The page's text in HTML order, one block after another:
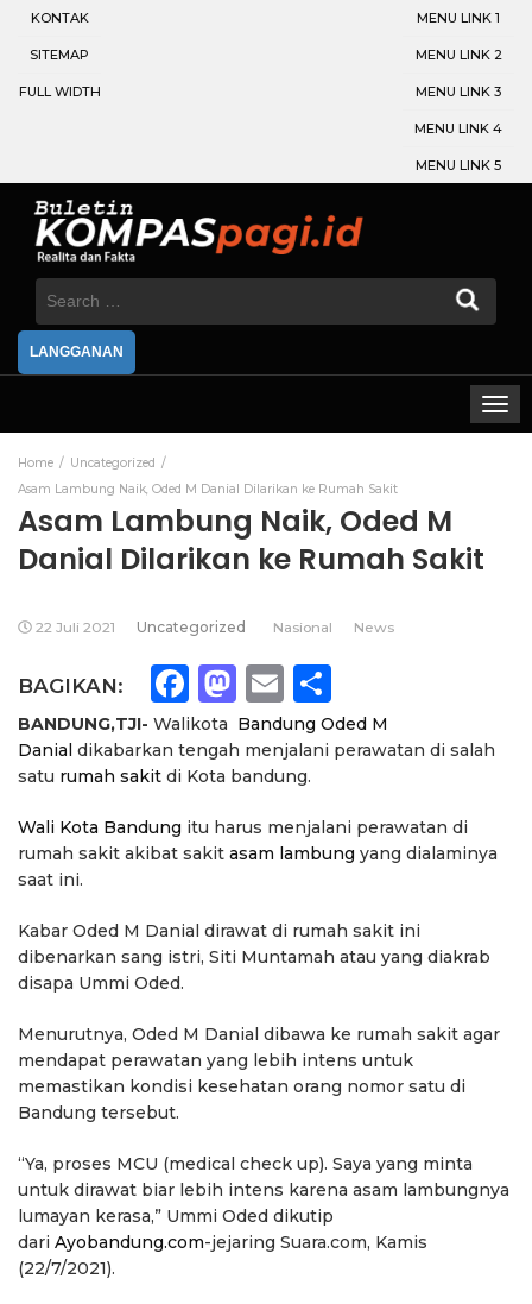
KONTAK
SITEMAP
FULL WIDTH
MENU LINK 1
MENU LINK 2
MENU LINK 3
MENU LINK 4
MENU LINK 5
Search
LANGGANAN
Home
Uncategorized
Asam Lambung Naik, Oded M Danial Dilarikan ke Rumah Sakit
Asam Lambung Naik, Oded M
Danial Dilarikan ke Rumah Sakit
22 Juli 2021 Uncategorized Nasional News
BAGIKAN: Facebook
Mastodon
Email
BANDUNG,TJI- Walikota Bandung Oded M
Danial dikabarkan tengah menjalani perawatan di salah
satu rumah sakit di Kota bandung.
Wali Kota Bandung itu harus menjalani perawatan di
rumah sakit akibat sakit asam lambung yang dialaminya
saat ini.
Kabar Oded M Danial dirawat di rumah sakit ini
dibenarkan sang istri, Siti Muntamah atau yang diakrab
disapa Ummi Oded.
Menurutnya, Oded M Danial dibawa ke rumah sakit agar
mendapat perawatan yang lebih intens untuk
memastikan kondisi kesehatan orang nomor satu di
Bandung tersebut.
“Ya, proses MCU (medical check up). Saya yang minta
untuk dirawat biar lebih intens karena asam lambungnya
lumayan kerasa,” Ummi Oded dikutip
dari Ayobandung.com-jejaring Suara.com, Kamis
(22/7/2021).